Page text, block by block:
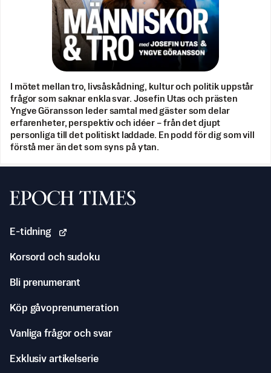
I mötet mellan tro, livsåskådning, kultur och politik uppstår
frågor som saknar enkla svar. Josefin Utas och prästen
Yngve Göransson leder samtal med gäster som delar
erfarenheter, perspektiv och idéer – från det djupt
personliga till det politiskt laddade. En podd för dig som vill
förstå mer än det som syns på ytan.
Svenska Epoch Times
E-tidning
Korsord och sudoku
Bli prenumerant
Köp gåvoprenumeration
Vanliga frågor och svar
Exklusiv artikelserie